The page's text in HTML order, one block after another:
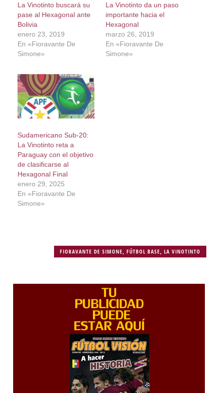
La Vinotinto buscará su
pase al Hexagonal ante
Bolivia
enero 23, 2019
En «Fioravante De
Simone»
La Vinotinto da un paso
importante hacia el
Hexagonal
marzo 26, 2019
En «Fioravante De
Simone»
Sudamericano Sub-20:
La Vinotinto reta a
Paraguay con el objetivo
de clasificarse al
Hexagonal Final
enero 29, 2025
En «Fioravante De
Simone»
FIORAVANTE DE SIMONE ,FÚTBOL BASE ,LA VINOTINTO